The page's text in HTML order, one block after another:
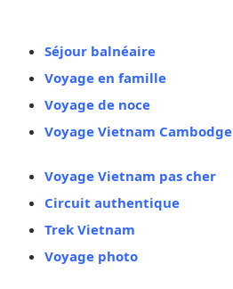
Séjour balnéaire
Voyage en famille
Voyage de noce
Voyage Vietnam Cambodge
Voyage Vietnam pas cher
Circuit authentique
Trek Vietnam
Voyage photo